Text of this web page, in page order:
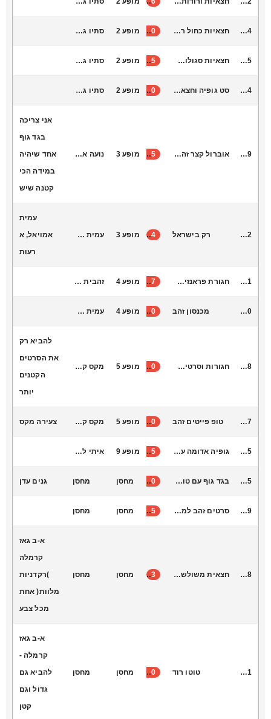
S1044 חצאיות כחול רויאל מנצנץ חגורה זהב מתאים לגנים - כתה ב׳ 23) קטנות ועדו 5 רחבות( 20 מופע 2 סתיו גלעד א ב ימי רביעי ציפורים
S1045 חצאיות סגולות מנצנצות חגורה זהב מתאים לגנים עד כתה ב׳ 15 מופע 2 סתיו גלעד א ב ימי רביעי ציפורים
V2044 סט גופיה וחצאית זהב ילדות א׳-ה׳ 30 מופע 2 סתיו גלעד א ב ימי ראשון
L6049 אוברול קצר זהב הר הרצל עם שרוול עד המרפק 75 מופע 3 נועה אלקלעי
אני צריכה
בגד גוף
אחד שיהיה
במידה הכי
קטנה שיש
T7022 רק בישראל 4 מופע 3 עמית אמויאל
עמית
אמויאל, א
רעות
S1051 חגורת פראנזים זהב 37 מופע 4 זהבית חמאל
T7010 מכנסון זהב 40 מופע 4 עמית אמויאל
B5008 חגורות וסרטים פרסי 40 מופע 5 מקס קונקי
להביא רק
את הסרטים
הקטנים
יותר
L6007 טופ פייטים זהב 40 מופע 5 מקס קונקי צעירה מקס
L6055 גופיה אדומה עם איקס מתאים לחטיבה ותיכון 35 מופע 9 איתי לביא
K9005 בגד גוף עם טוטו מחובר אדום 20 מחסן מחסן גנים עדן
R4009 סרטים זהב למצח 25 מחסן מחסן
S1018 חצאית משולשים ארוך 3 מחסן מחסן
א-ב גאז
קרמלה
)רקדניות
מלוות( אחת
מכל צבע
S1021 טוטו רוד 20 מחסן מחסן
א-ב גאז
קרמלה -
להביא גם
גדול וגם
קטן